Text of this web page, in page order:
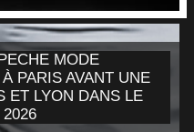
MODE
PARIS AVANT UNE
ET LYON DANS LE